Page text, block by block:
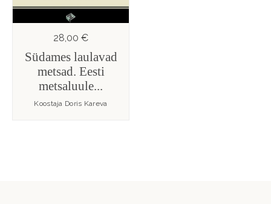
28,00 €
Südames laulavad
metsad. Eesti
metsaluule...
Koostaja Doris Kareva